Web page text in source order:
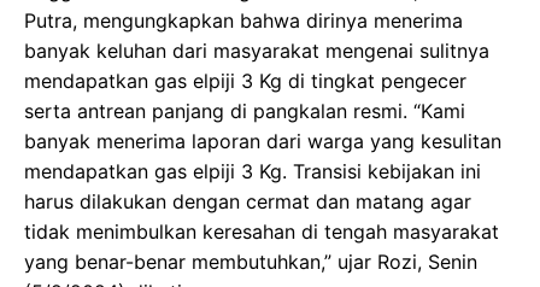
Putra, mengungkapkan bahwa dirinya menerima
banyak keluhan dari masyarakat mengenai sulitnya
mendapatkan gas elpiji 3 Kg di tingkat pengecer
serta antrean panjang di pangkalan resmi. “Kami
banyak menerima laporan dari warga yang kesulitan
mendapatkan gas elpiji 3 Kg. Transisi kebijakan ini
harus dilakukan dengan cermat dan matang agar
tidak menimbulkan keresahan di tengah masyarakat
yang benar-benar membutuhkan,” ujar Rozi, Senin